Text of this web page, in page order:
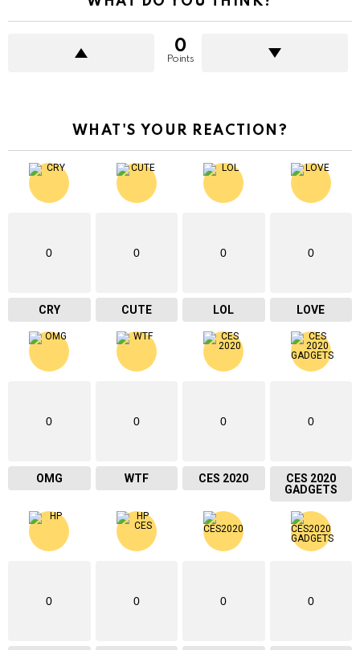
0
Points
WHAT'S YOUR REACTION?
0
CRY
0
CUTE
0
LOL
0
LOVE
0
OMG
0
WTF
0
CES 2020
0
CES 2020
GADGETS
0 0 0 0